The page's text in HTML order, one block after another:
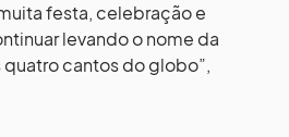
festa, celebração e
levando o nome da
cantos do globo”,